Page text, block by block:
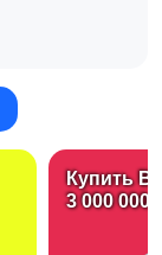
Купить
3 000 000